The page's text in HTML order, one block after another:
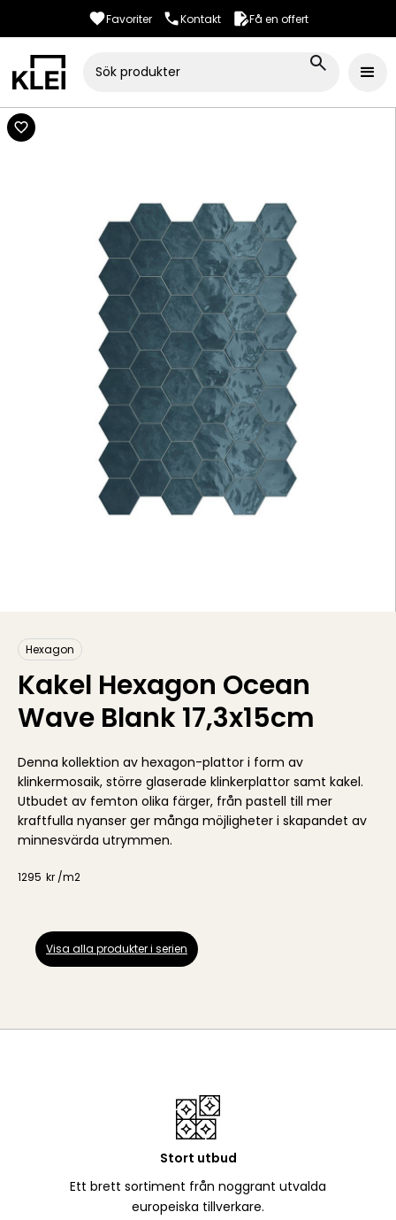
Favoriter Kontakt Få en offert
Hexagon
Kakel Hexagon Ocean
Wave Blank 17,3x15cm
Denna kollektion av hexagon-plattor i form av
klinkermosaik, större glaserade klinkerplattor samt kakel.
Utbudet av femton olika färger, från pastell till mer
kraftfulla nyanser ger många möjligheter i skapandet av
minnesvärda utrymmen.
1295 kr /m2
Visa alla produkter i serien
Stort utbud
Ett brett sortiment från noggrant utvalda
europeiska tillverkare.